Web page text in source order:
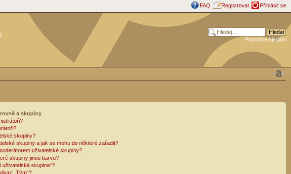
FAQ Registrovat Přihlásit se
Pokročilé hledání
a skupiny
skupiny?
skupiny a jak se mohu do některé zařadit?
uživatelské skupiny?
skupiny jinou barvu?
uživatelská skupina“?
„Tým“?